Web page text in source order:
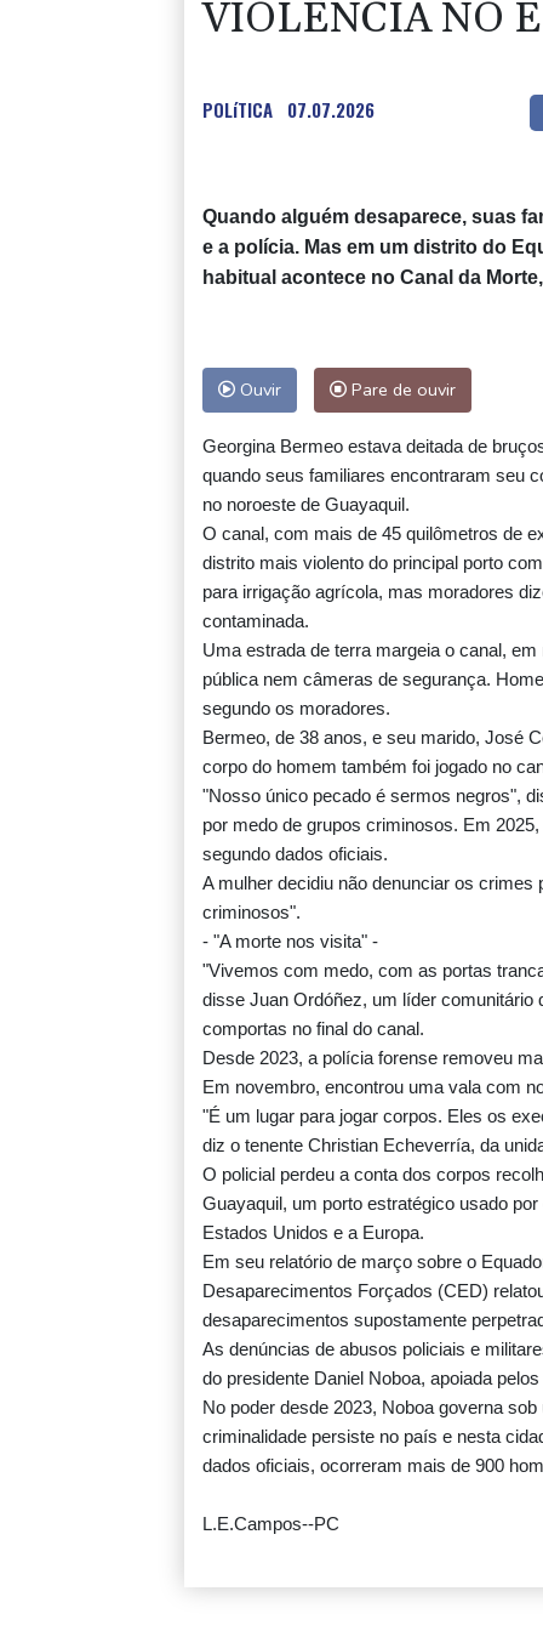
Espanha inicia controle
na fronteira com Itália
Após renovar com Real Madrid, Vini joga
braçadeira de capitão na vitória sobre o
Ferencvaros
já foi tomada
Bulgária convoca embaixador da Ucrânia
explosão de drone
que dedicou sua vida a
recuperar corpos na
guerra na Ucrânia
Atlético de Madrid acerta transferência de
Almada para o River Plate
Espanha inicia controles fronteiriços com a
após crise migratória
Bruno Guimarães deixa Newcastle e
Arsenal
Hamas diz que segue disposto a avançar
plano de paz para Gaza
Pai de Lionel Messi morre aos 68 anos
Emirados Árabes afirmam que Irã atacou
no Estreito de Ormuz
Ex-advogado de Trump é confirmado como
procurador-geral dos EUA
Ex-premiê candidato à presidência da França
VIOLÊNCIA NO
POLíTICA 07.07.2026
Quando alguém desaparece, suas
e a polícia. Mas em um distrito do
habitual acontece no Canal da
Ouvir Pare de ouvir
Georgina Bermeo estava deitada de
quando seus familiares encontraram seu
no noroeste de Guayaquil.
O canal, com mais de 45 quilômetros de
distrito mais violento do principal porto
para irrigação agrícola, mas moradores
contaminada.
Uma estrada de terra margeia o canal,
pública nem câmeras de segurança.
segundo os moradores.
Bermeo, de 38 anos, e seu marido, José
corpo do homem também foi jogado no
"Nosso único pecado é sermos negros",
por medo de grupos criminosos. Em
segundo dados oficiais.
A mulher decidiu não denunciar os
criminosos".
- "A morte nos visita" -
"Vivemos com medo, com as portas
disse Juan Ordóñez, um líder comunitário
comportas no final do canal.
Desde 2023, a polícia forense removeu
Em novembro, encontrou uma vala com
"É um lugar para jogar corpos. Eles os
diz o tenente Christian Echeverría, da
O policial perdeu a conta dos corpos
Guayaquil, um porto estratégico usado
Estados Unidos e a Europa.
Em seu relatório de março sobre o
Desaparecimentos Forçados (CED)
desaparecimentos supostamente
As denúncias de abusos policiais e
do presidente Daniel Noboa, apoiada
No poder desde 2023, Noboa governa
criminalidade persiste no país e nesta
dados oficiais, ocorreram mais de 900
L.E.Campos--PC